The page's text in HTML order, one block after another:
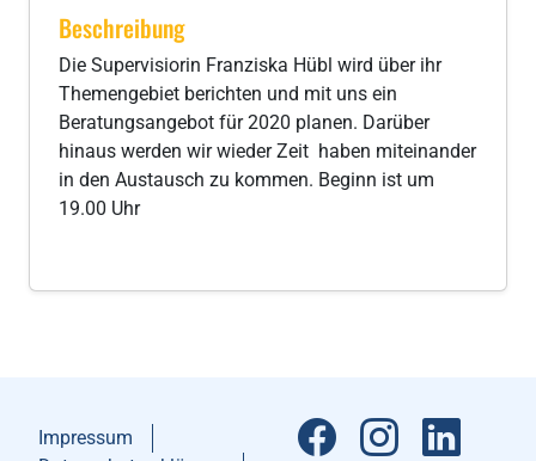
Beschreibung
Die Supervisiorin Franziska Hübl wird über ihr
Themengebiet berichten und mit uns ein
Beratungsangebot für 2020 planen. Darüber
hinaus werden wir wieder Zeit haben miteinander
in den Austausch zu kommen. Beginn ist um
19.00 Uhr
Impressum